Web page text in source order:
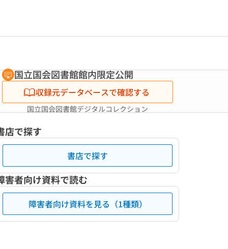
国立国会図書館館内限定公開
収録元データベースで確認する
国立国会図書館デジタルコレクション
店で探す
書店で探す
害者向け資料で読む
障害者向け資料を見る（1種類）